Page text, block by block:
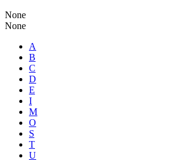
None
None
A
B
C
D
E
I
M
O
S
T
U